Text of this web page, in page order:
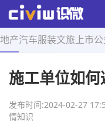
地产汽车服装文旅 上市
首页 > 舆情知识 > 正文
施工单位如何
发布时间:2024-02-27
情知识